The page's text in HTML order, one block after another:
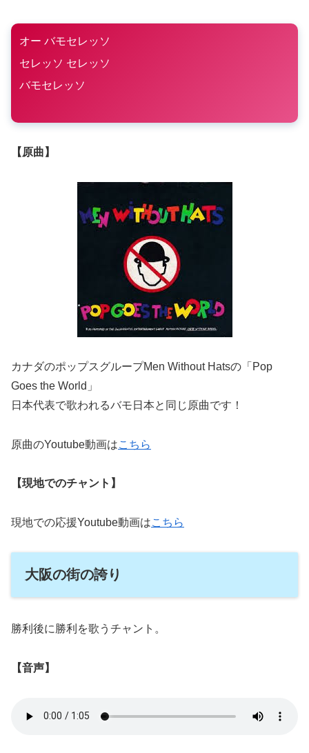
オー バモセレッソ
セレッソ セレッソ
バモセレッソ
【原曲】
カナダのポップスグループMen Without Hatsの「Pop
Goes the World」
日本代表で歌われるバモ日本と同じ原曲です！
原曲のYoutube動画はこちら
【現地でのチャント】
現地での応援Youtube動画はこちら
大阪の街の誇り
勝利後に勝利を歌うチャント。
【音声】